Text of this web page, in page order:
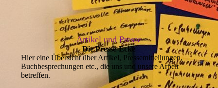
Artikel und Presse
Die Presse-Ecke
Hier eine Übersicht über Artikel, Pressemitteilungen,
Buchbesprechungen etc., die uns und unsere Arbeit
betreffen.